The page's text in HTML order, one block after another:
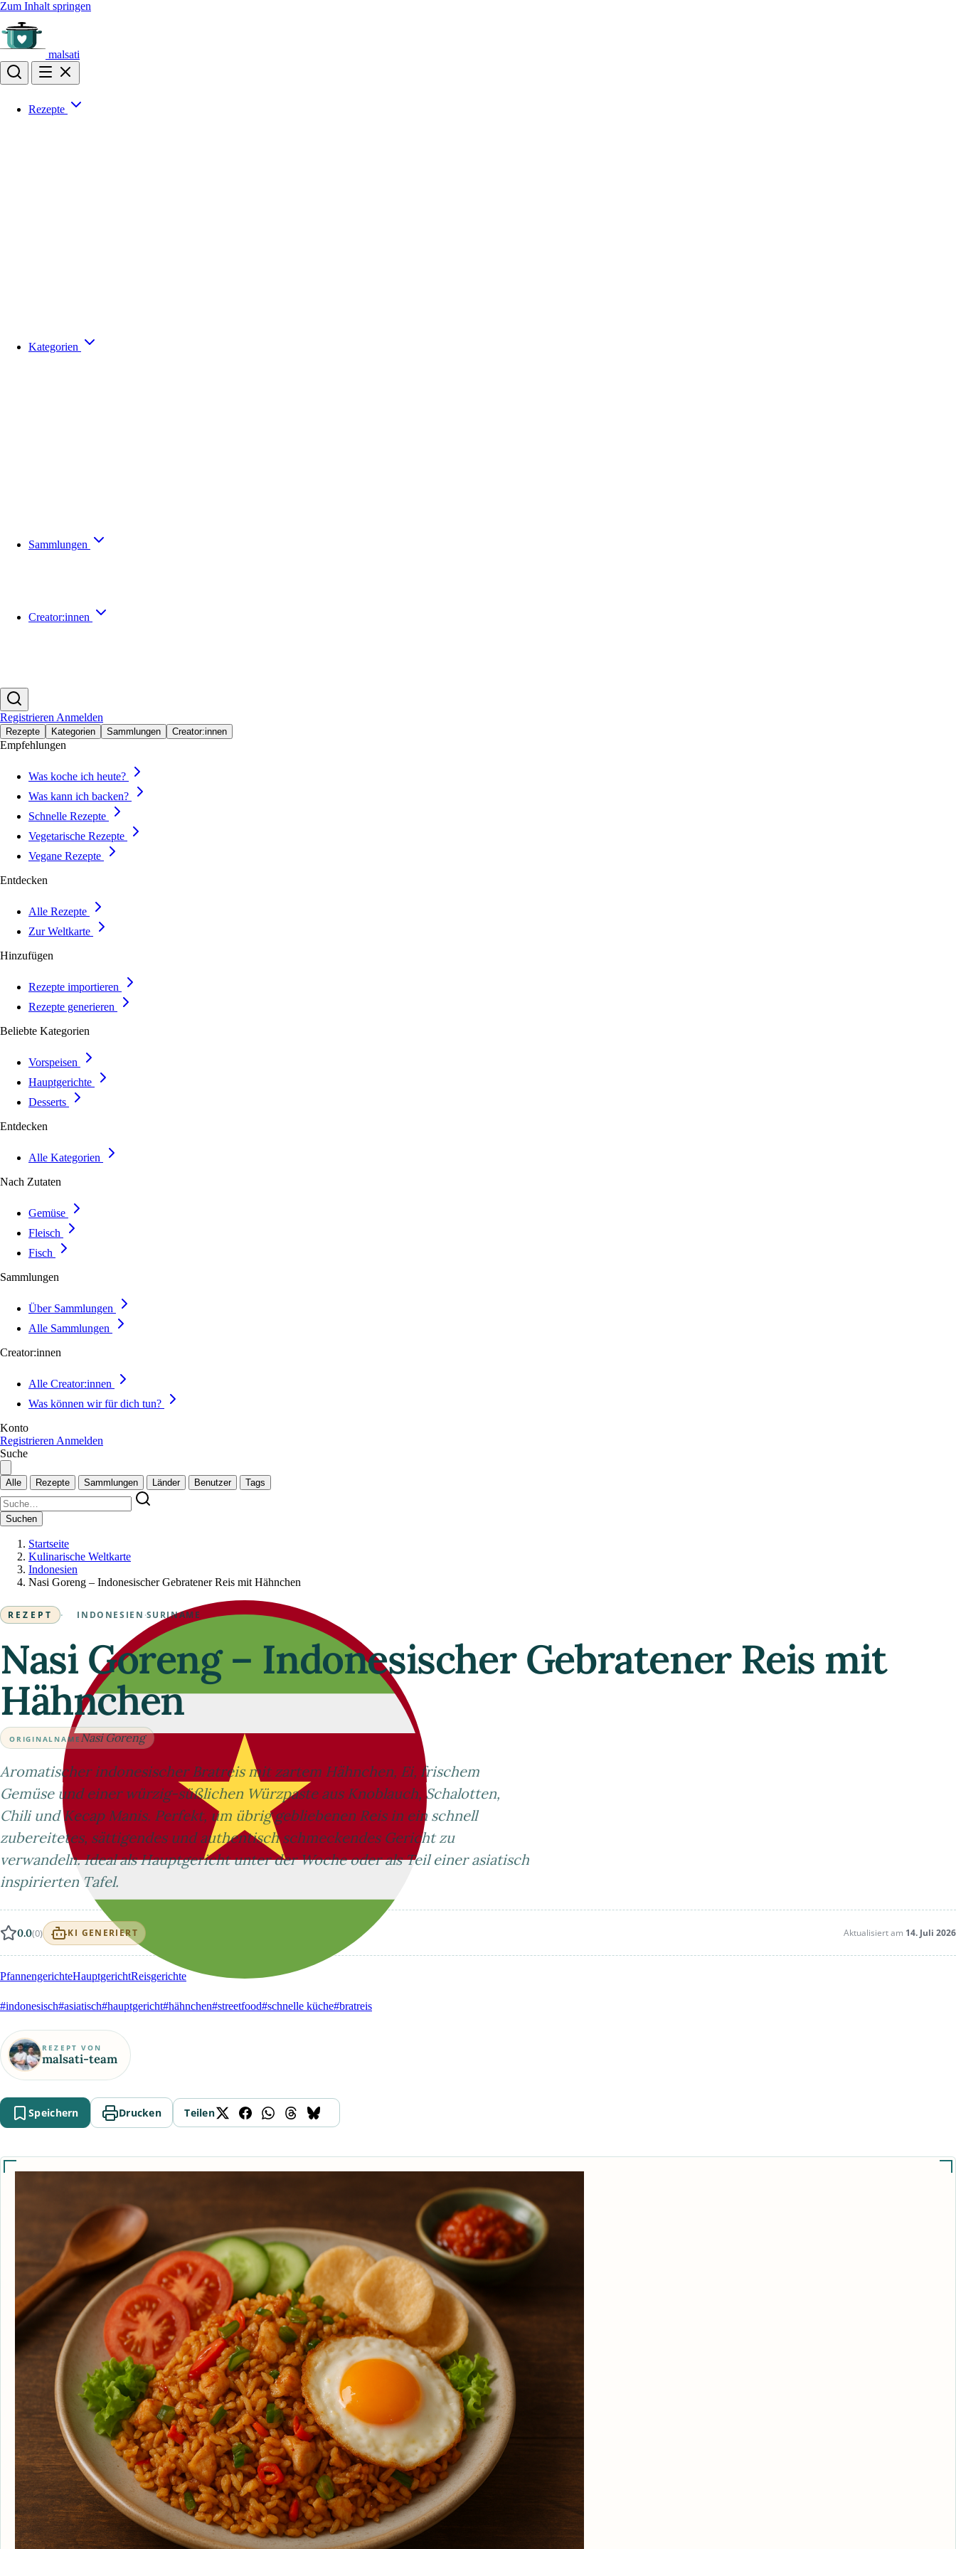
Zum Inhalt springen
malsati
Rezepte
Kategorien
Sammlungen
Creator:innen
Registrieren Anmelden
Rezepte Kategorien Sammlungen Creator:innen
Empfehlungen
Was koche ich heute?
Was kann ich backen?
Schnelle Rezepte
Vegetarische Rezepte
Vegane Rezepte
Entdecken
Alle Rezepte
Zur Weltkarte
Hinzufügen
Rezepte importieren
Rezepte generieren
Beliebte Kategorien
Vorspeisen
Hauptgerichte
Desserts
Entdecken
Alle Kategorien
Nach Zutaten
Gemüse
Fleisch
Fisch
Sammlungen
Über Sammlungen
Alle Sammlungen
Creator:innen
Alle Creator:innen
Was können wir für dich tun?
Konto
Registrieren Anmelden
Suche
Alle Rezepte Sammlungen Länder Benutzer Tags
Suchen
Startseite
Kulinarische Weltkarte
Indonesien
Nasi Goreng – Indonesischer Gebratener Reis mit Hähnchen
REZEPT · INDONESIEN ·SURINAME
Nasi Goreng – Indonesischer Gebratener Reis mit
Hähnchen
ORIGINALNAMENasi Goreng
Aromatischer indonesischer Bratreis mit zartem Hähnchen, Ei, frischem
Gemüse und einer würzig-süßlichen Würzpaste aus Knoblauch, Schalotten,
Chili und Kecap Manis. Perfekt, um übrig gebliebenen Reis in ein schnell
zubereitetes, sättigendes und authentisch schmeckendes Gericht zu
verwandeln. Ideal als Hauptgericht unter der Woche oder als Teil einer asiatisch
inspirierten Tafel.
0.0(0) KI GENERIERT Aktualisiert am 14. Juli 2026
PfannengerichteHauptgerichtReisgerichte
#indonesisch#asiatisch#hauptgericht#hähnchen#streetfood#schnelle küche#bratreis
REZEPT VON
malsati-team
Speichern Drucken Teilen